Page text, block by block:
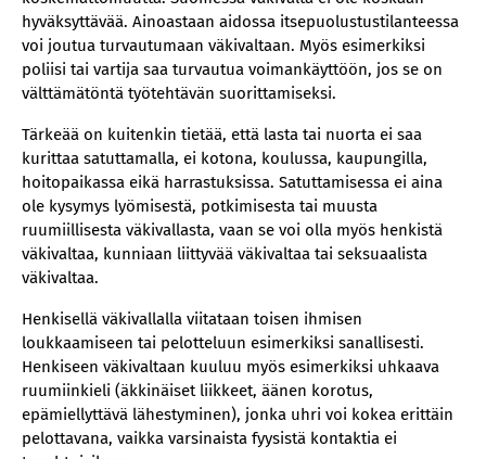
hyväksyttävää. Ainoastaan aidossa itsepuolustustilanteessa
voi joutua turvautumaan väkivaltaan. Myös esimerkiksi
poliisi tai vartija saa turvautua voimankäyttöön, jos se on
välttämätöntä työtehtävän suorittamiseksi.
Tärkeää on kuitenkin tietää, että lasta tai nuorta ei saa
kurittaa satuttamalla, ei kotona, koulussa, kaupungilla,
hoitopaikassa eikä harrastuksissa. Satuttamisessa ei aina
ole kysymys lyömisestä, potkimisesta tai muusta
ruumiillisesta väkivallasta, vaan se voi olla myös henkistä
väkivaltaa, kunniaan liittyvää väkivaltaa tai seksuaalista
väkivaltaa.
Henkisellä väkivallalla viitataan toisen ihmisen
loukkaamiseen tai pelotteluun esimerkiksi sanallisesti.
Henkiseen väkivaltaan kuuluu myös esimerkiksi uhkaava
ruumiinkieli (äkkinäiset liikkeet, äänen korotus,
epämiellyttävä lähestyminen), jonka uhri voi kokea erittäin
pelottavana, vaikka varsinaista fyysistä kontaktia ei